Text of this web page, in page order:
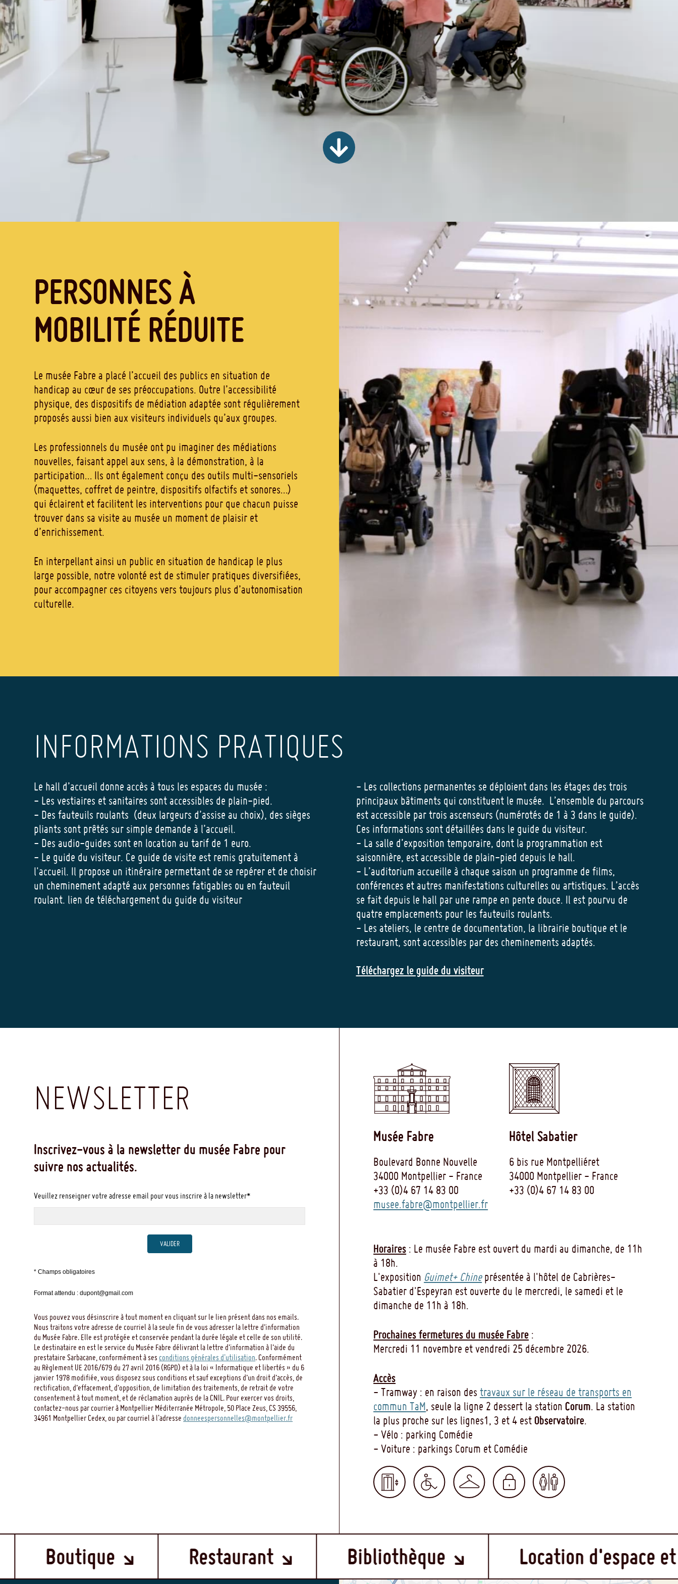
PERSONNES À
MOBILITÉ RÉDUITE
Le musée Fabre a placé l’accueil des publics en situation de
handicap au cœur de ses préoccupations. Outre l’accessibilité
physique, des dispositifs de médiation adaptée sont régulièrement
proposés aussi bien aux visiteurs individuels qu’aux groupes.
Les professionnels du musée ont pu imaginer des médiations
nouvelles, faisant appel aux sens, à la démonstration, à la
participation… Ils ont également conçu des outils multi-sensoriels
(maquettes, coffret de peintre, dispositifs olfactifs et sonores…)
qui éclairent et facilitent les interventions pour que chacun puisse
trouver dans sa visite au musée un moment de plaisir et
d’enrichissement.
En interpellant ainsi un public en situation de handicap le plus
large possible, notre volonté est de stimuler pratiques diversifiées,
pour accompagner ces citoyens vers toujours plus d’autonomisation
culturelle.
INFORMATIONS PRATIQUES
Le hall d’accueil donne accès à tous les espaces du musée :
- Les vestiaires et sanitaires sont accessibles de plain-pied.
- Des fauteuils roulants (deux largeurs d’assise au choix), des sièges
pliants sont prêtés sur simple demande à l’accueil.
- Des audio-guides sont en location au tarif de 1 euro.
- Le guide du visiteur. Ce guide de visite est remis gratuitement à
l'accueil. Il propose un itinéraire permettant de se repérer et de choisir
un cheminement adapté aux personnes fatigables ou en fauteuil
roulant. lien de téléchargement du guide du visiteur
- Les collections permanentes se déploient dans les étages des trois
principaux bâtiments qui constituent le musée. L’ensemble du parcours
est accessible par trois ascenseurs (numérotés de 1 à 3 dans le guide).
Ces informations sont détaillées dans le guide du visiteur.
- La salle d’exposition temporaire, dont la programmation est
saisonnière, est accessible de plain-pied depuis le hall.
- L’auditorium accueille à chaque saison un programme de films,
conférences et autres manifestations culturelles ou artistiques. L’accès
se fait depuis le hall par une rampe en pente douce. Il est pourvu de
quatre emplacements pour les fauteuils roulants.
- Les ateliers, le centre de documentation, la librairie boutique et le
restaurant, sont accessibles par des cheminements adaptés.
Téléchargez le guide du visiteur
NEWSLETTER
Inscrivez-vous à la newsletter du musée Fabre pour
suivre nos actualités.
Veuillez renseigner votre adresse email pour vous inscrire à la newsletter*
VALIDER
* Champs obligatoires
Format attendu : dupont@gmail.com
Vous pouvez vous désinscrire à tout moment en cliquant sur le lien présent dans nos emails.
Nous traitons votre adresse de courriel à la seule fin de vous adresser la lettre d’information
du Musée Fabre. Elle est protégée et conservée pendant la durée légale et celle de son utilité.
Le destinataire en est le service du Musée Fabre délivrant la lettre d’information à l’aide du
prestataire Sarbacane, conformément à ses conditions générales d'utilisation. Conformément
au Règlement UE 2016/679 du 27 avril 2016 (RGPD) et à la loi « Informatique et libertés » du 6
janvier 1978 modifiée, vous disposez sous conditions et sauf exceptions d’un droit d’accès, de
rectification, d’effacement, d’opposition, de limitation des traitements, de retrait de votre
consentement à tout moment, et de réclamation auprès de la CNIL. Pour exercer vos droits,
contactez-nous par courrier à Montpellier Méditerranée Métropole, 50 Place Zeus, CS 39556,
34961 Montpellier Cedex, ou par courriel à l'adresse donneespersonnelles@montpellier.fr
Musée Fabre
Boulevard Bonne Nouvelle
34000 Montpellier - France
+33 (0)4 67 14 83 00
musee.fabre@montpellier.fr
Hôtel Sabatier
6 bis rue Montpelliéret
34000 Montpellier - France
+33 (0)4 67 14 83 00
Horaires : Le musée Fabre est ouvert du mardi au dimanche, de 11h
à 18h.
L'exposition Guimet+ Chineprésentée à l'hôtel de Cabrières-
Sabatier d'Espeyran est ouverte du le mercredi, le samedi et le
dimanche de 11h à 18h.
Prochaines fermetures du musée Fabre :
Mercredi 11 novembre et vendredi 25 décembre 2026.
Accès
- Tramway : en raison destravaux sur le réseau de transports en
commun TaM, seule la ligne 2 dessert la station Corum. La station
la plus proche sur les lignes1, 3 et 4 est Observatoire.
- Vélo : parking Comédie
- Voiture : parkings Corum et Comédie
Restaurant Bibliothèque Location d'espace et auditorium